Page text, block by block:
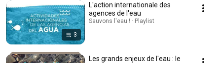
3
L'action internationale des
agences de l'eau
Sauvons l'eau ! · Playlist
Les grands enjeux de l'eau : le